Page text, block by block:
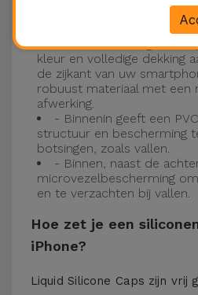
drielaagse constructie om
- Een eerste laag van
kleur en volledige dekking
de zijkant van uw
robuust materiaal met een
afwerking.
- Binnenin geeft een
structuur en bescherming
botsingen, zoals vallen.
- Binnen, naast de
microvezelbescherming
en te verzachten bij vallen.
Hoe zet je een
iPhone?
Liquid Silicone Caps zijn vrij